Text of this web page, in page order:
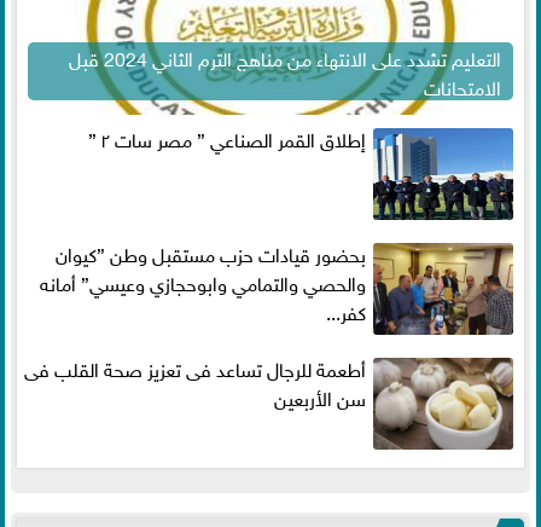
التعليم تشدد على الانتهاء من مناهج الترم الثاني 2024 قبل
الامتحانات
إطلاق القمر الصناعي ” مصر سات ٢ ”
بحضور قيادات حزب مستقبل وطن ”كيوان
والحصي والتمامي وابوحجازي وعيسي” أمانه
كفر...
أطعمة للرجال تساعد فى تعزيز صحة القلب فى
سن الأربعين